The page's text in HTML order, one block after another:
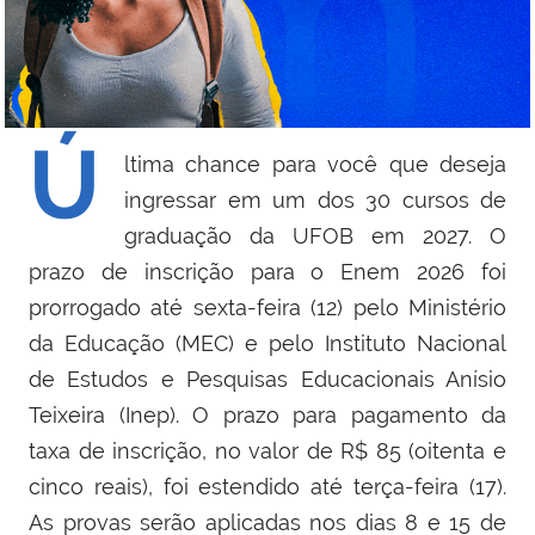
Ú
ltima chance para você que deseja
ingressar em um dos 30 cursos de
graduação da UFOB em 2027. O
prazo de inscrição para o Enem 2026 foi
prorrogado até sexta-feira (12) pelo Ministério
da Educação (MEC) e pelo Instituto Nacional
de Estudos e Pesquisas Educacionais Anísio
Teixeira (Inep). O prazo para pagamento da
taxa de inscrição, no valor de R$ 85 (oitenta e
cinco reais), foi estendido até terça-feira (17).
As provas serão aplicadas nos dias 8 e 15 de